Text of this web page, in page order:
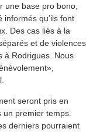
une base pro bono,
informés qu’ils font
Des cas liés à la
et de violences
à Rodrigues. Nous
seront pris en
premier temps.
derniers pourraient